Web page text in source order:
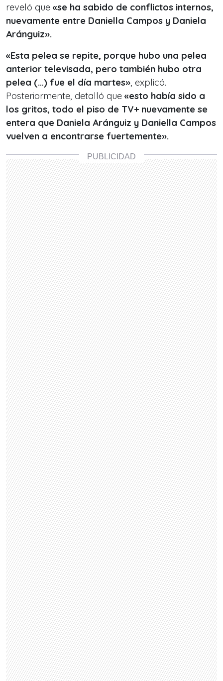
reveló que «se ha sabido de conflictos internos,
nuevamente entre Daniella Campos y Daniela
Aránguiz».
«Esta pelea se repite, porque hubo una pelea
anterior televisada, pero también hubo otra
pelea (…) fue el día martes», explicó.
Posteriormente, detalló que «esto había sido a
los gritos, todo el piso de TV+ nuevamente se
entera que Daniela Aránguiz y Daniella Campos
vuelven a encontrarse fuertemente».